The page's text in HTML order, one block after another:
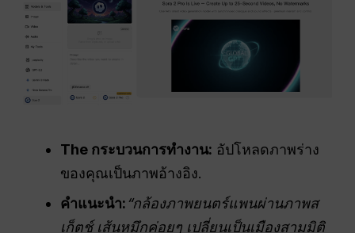
The กระบวนการทำงาน: อัปโหลดภาพร่าง
ของคุณเป็นภาพอ้างอิง.
คำแนะนำ: “กล้องภาพยนตร์แพนผ่านภาพส
เก็ตช์ เส้นหมึกค่อยๆ เปลี่ยนเป็นเมืองสามมิติ